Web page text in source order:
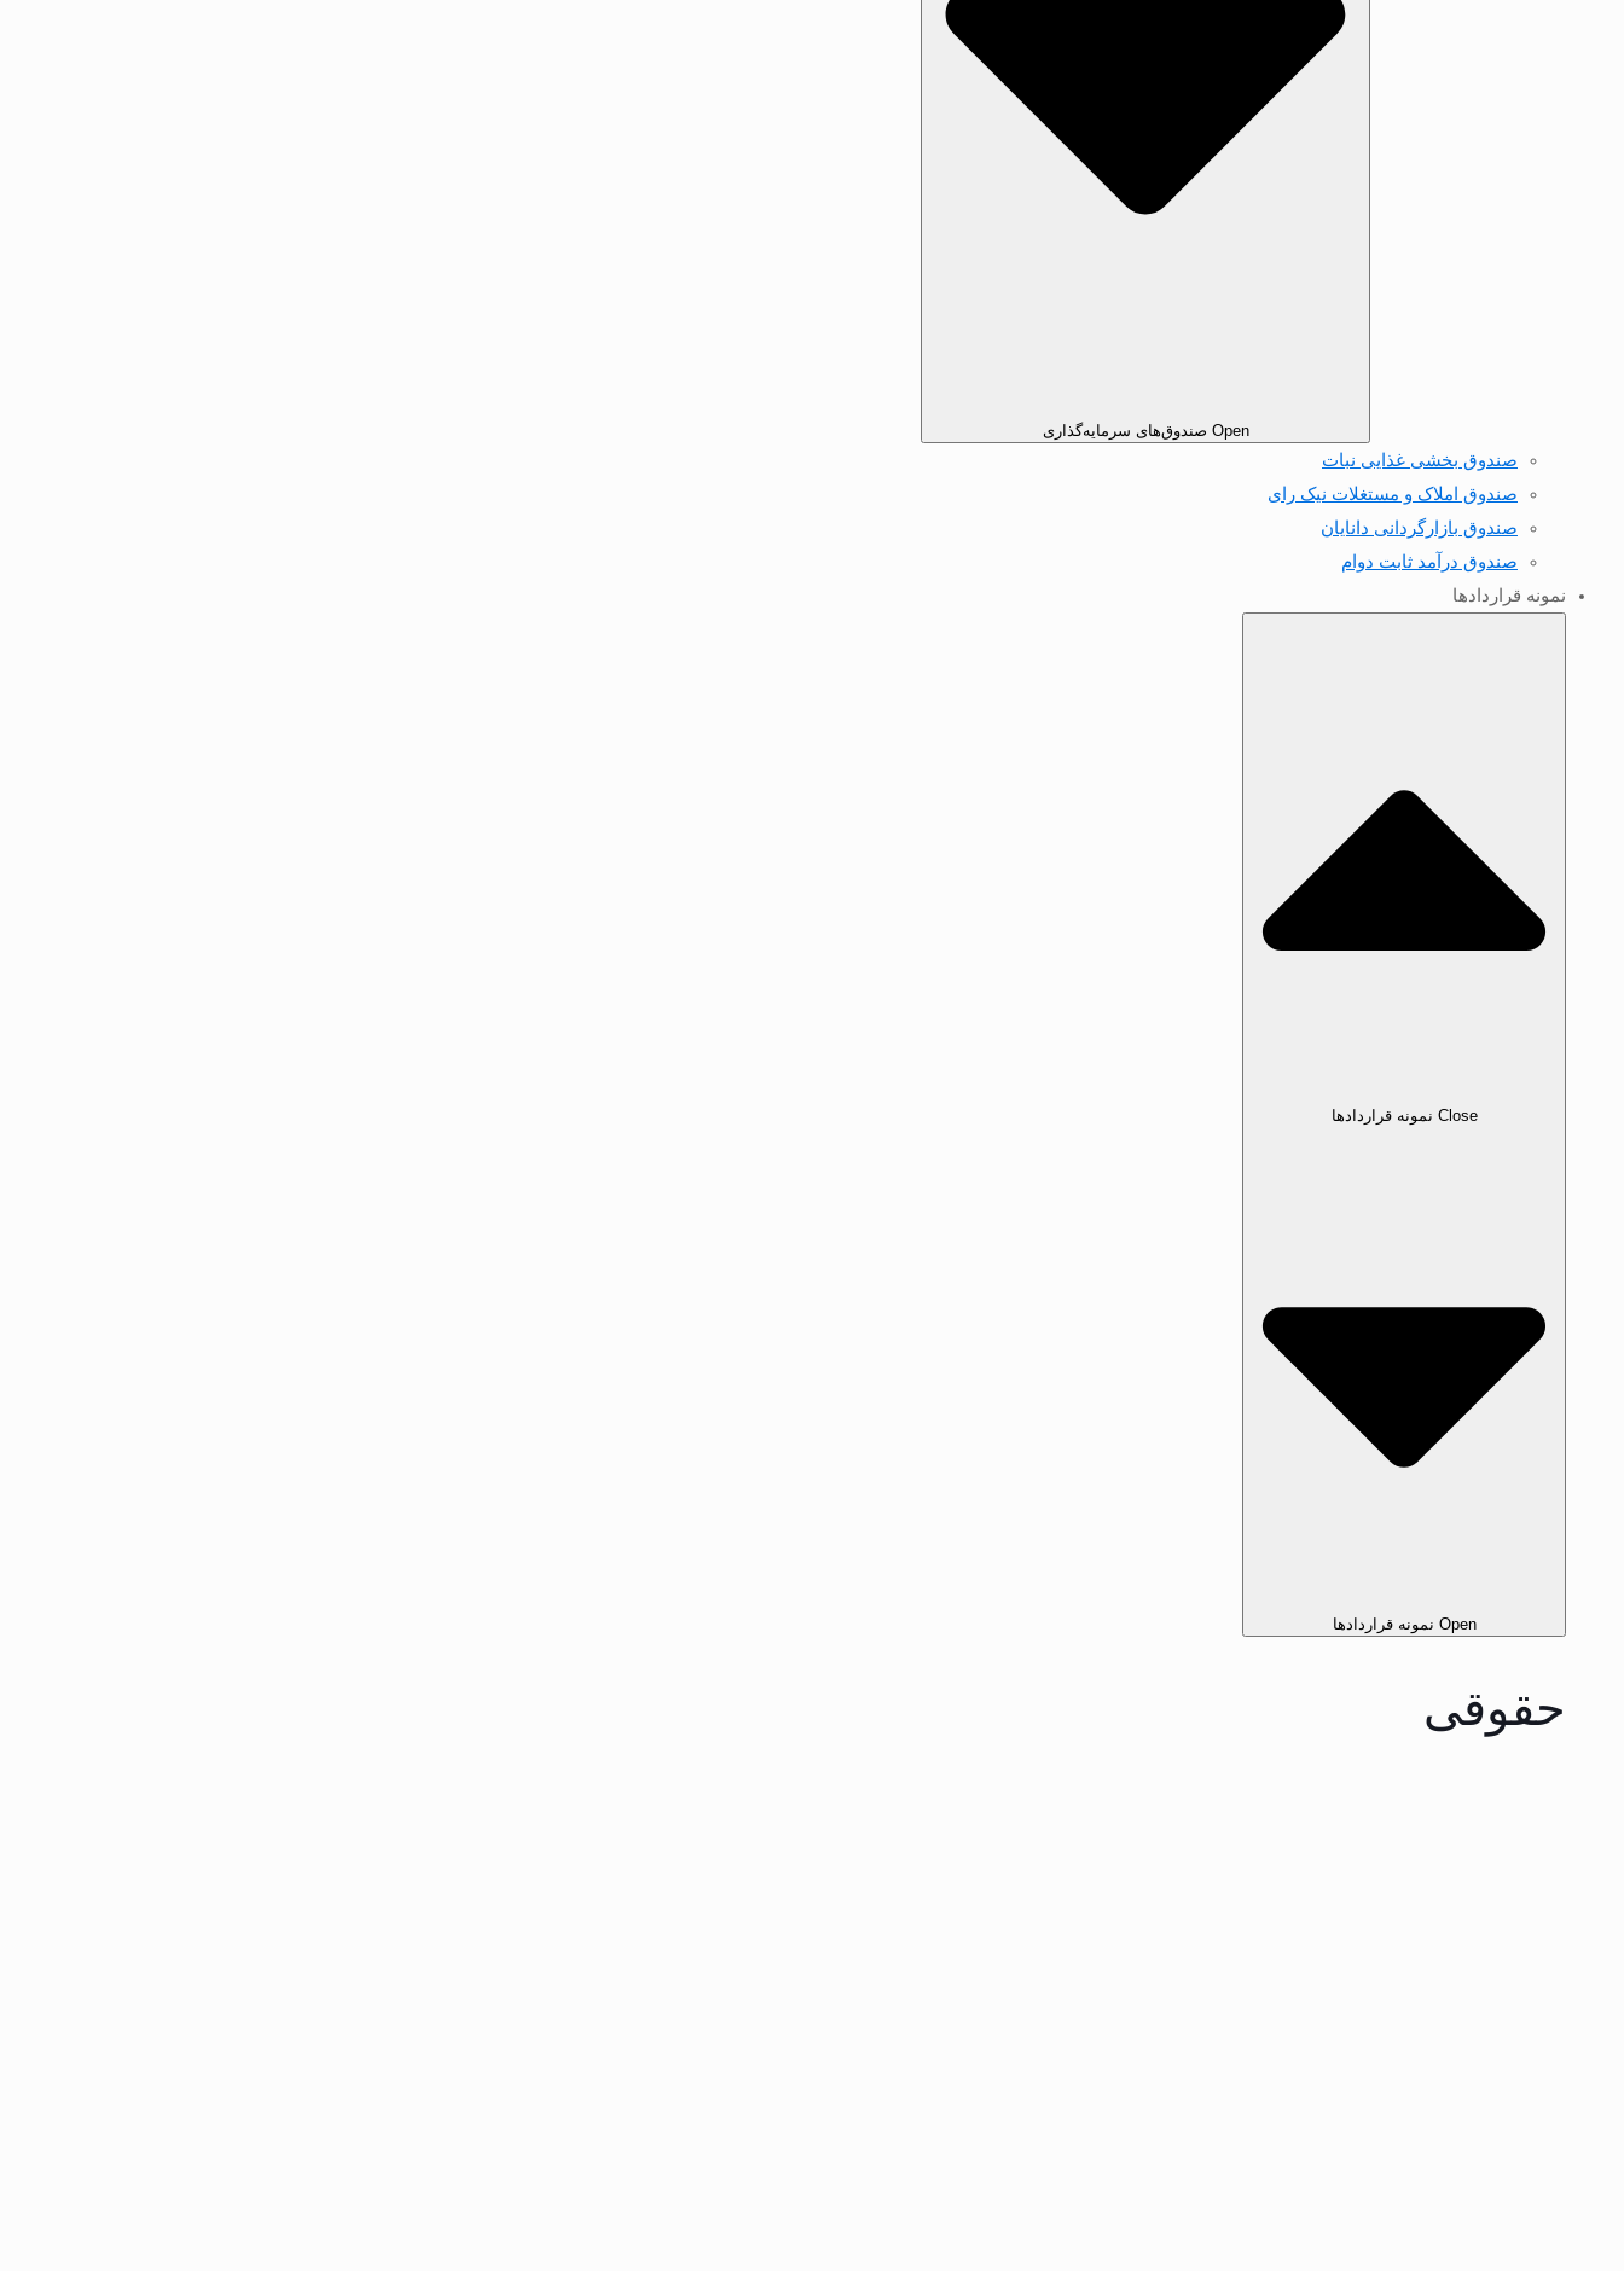
Open صندوق‌های سرمایه‌گذاری
صندوق بخشی غذایی نبات
صندوق املاک و مستغلات نیک رای
صندوق بازارگردانی دانایان
صندوق درآمد ثابت دوام
نمونه قرارداد‌ها
Close نمونه قرارداد‌ها
Open نمونه قرارداد‌ها
حقوقی